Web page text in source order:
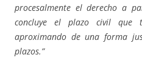
procesalmente el derecho a
concluye el plazo civil que
aproximando de una forma
plazos.”